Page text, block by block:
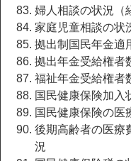
婦人相談の状況（
家庭児童相談の状
拠出制国民年金適
拠出年金受給権者
福祉年金受給権者
国民健康保険加入
国民健康保険の医
後期高齢者の医療
況